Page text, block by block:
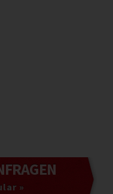
»